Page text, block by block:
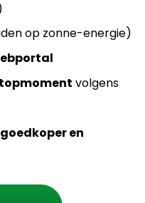
op zonne-energie)
volgens
en